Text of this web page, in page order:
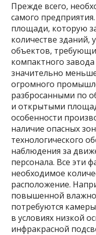
Прежде всего,
самого
площади, которую
количестве зданий,
объектов,
компактного завода
значительно
огромного
разбросанными по
и открытыми
особенности
наличие опасных
технологического
наблюдения за
персонала. Все эти
необходимое
расположение.
повышенной
потребуются
в условиях низкой
инфракрасной